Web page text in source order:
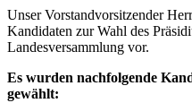
Unser Vorstandvorsitzender
Kandidaten zur Wahl des
Landesversammlung vor.
Es wurden nachfolgende
gewählt: